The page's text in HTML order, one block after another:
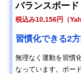
バランスボード
税込み10,156円（
習慣化できる2
無理なく運動を習慣
なっています。ボー